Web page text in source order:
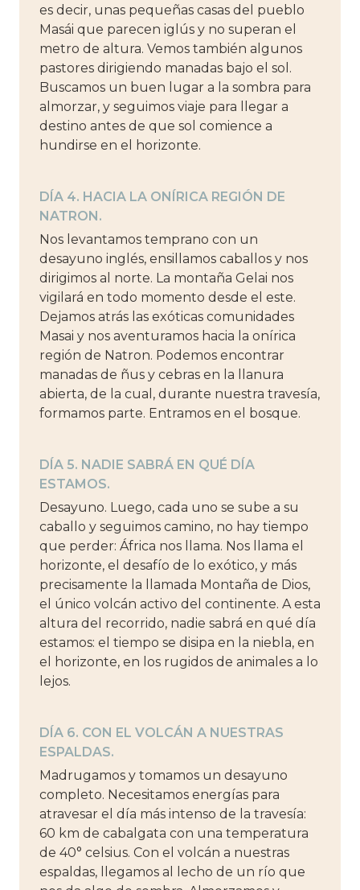
es decir, unas pequeñas casas del pueblo
Masái que parecen iglús y no superan el
metro de altura. Vemos también algunos
pastores dirigiendo manadas bajo el sol.
Buscamos un buen lugar a la sombra para
almorzar, y seguimos viaje para llegar a
destino antes de que sol comience a
hundirse en el horizonte.
DÍA 4. HACIA LA ONÍRICA REGIÓN DE
NATRON.
Nos levantamos temprano con un
desayuno inglés, ensillamos caballos y nos
dirigimos al norte. La montaña Gelai nos
vigilará en todo momento desde el este.
Dejamos atrás las exóticas comunidades
Masai y nos aventuramos hacia la onírica
región de Natron. Podemos encontrar
manadas de ñus y cebras en la llanura
abierta, de la cual, durante nuestra travesía,
formamos parte. Entramos en el bosque.
DÍA 5. NADIE SABRÁ EN QUÉ DÍA
ESTAMOS.
Desayuno. Luego, cada uno se sube a su
caballo y seguimos camino, no hay tiempo
que perder: África nos llama. Nos llama el
horizonte, el desafío de lo exótico, y más
precisamente la llamada Montaña de Dios,
el único volcán activo del continente. A esta
altura del recorrido, nadie sabrá en qué día
estamos: el tiempo se disipa en la niebla, en
el horizonte, en los rugidos de animales a lo
lejos.
DÍA 6. CON EL VOLCÁN A NUESTRAS
ESPALDAS.
Madrugamos y tomamos un desayuno
completo. Necesitamos energías para
atravesar el día más intenso de la travesía:
60 km de cabalgata con una temperatura
de 40° celsius. Con el volcán a nuestras
espaldas, llegamos al lecho de un río que